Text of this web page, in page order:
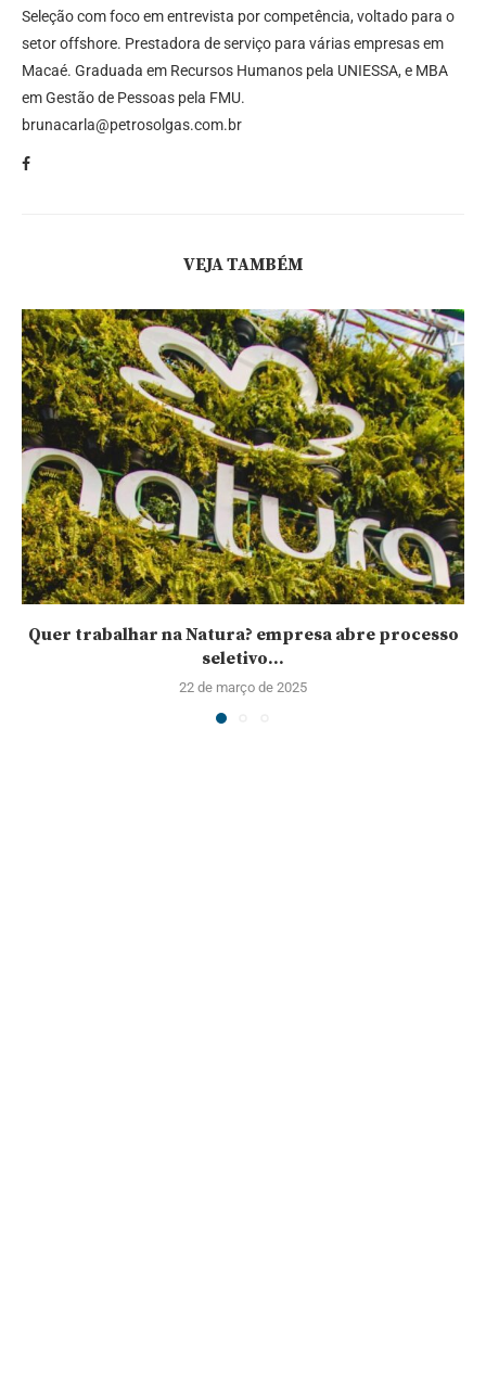
Seleção com foco em entrevista por competência, voltado para o
setor offshore. Prestadora de serviço para várias empresas em
Macaé. Graduada em Recursos Humanos pela UNIESSA, e MBA
em Gestão de Pessoas pela FMU.
brunacarla@petrosolgas.com.br
VEJA TAMBÉM
Quer trabalhar na Natura? empresa abre processo
seletivo...
22 de março de 2025